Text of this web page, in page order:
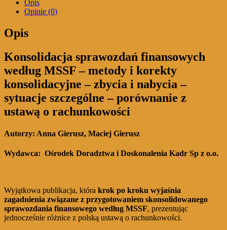
MSSF
Opis
Opinie (0)
Opis
Konsolidacja sprawozdań finansowych
według MSSF – metody i korekty
konsolidacyjne – zbycia i nabycia –
sytuacje szczególne – porównanie z
ustawą o rachunkowości
Autorzy: Anna Gierusz, Maciej Gierusz
Wydawca: Ośrodek Doradztwa i Doskonalenia Kadr Sp z o.o.
Wyjątkowa publikacja, która krok po kroku wyjaśnia
zagadnienia związane z przygotowaniem skonsolidowanego
sprawozdania finansowego według MSSF, prezentując
jednocześnie różnice z polską ustawą o rachunkowości.